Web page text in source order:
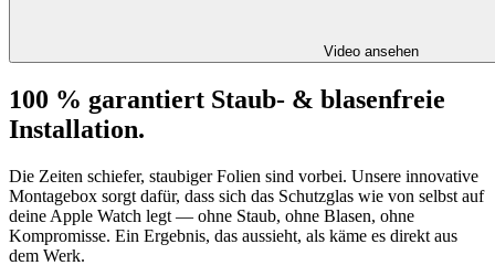
Video ansehen
100 % garantiert Staub- & blasenfreie
Installation.
Die Zeiten schiefer, staubiger Folien sind vorbei. Unsere innovative
Montagebox sorgt dafür, dass sich das Schutzglas wie von selbst auf
deine Apple Watch legt — ohne Staub, ohne Blasen, ohne
Kompromisse. Ein Ergebnis, das aussieht, als käme es direkt aus
dem Werk.